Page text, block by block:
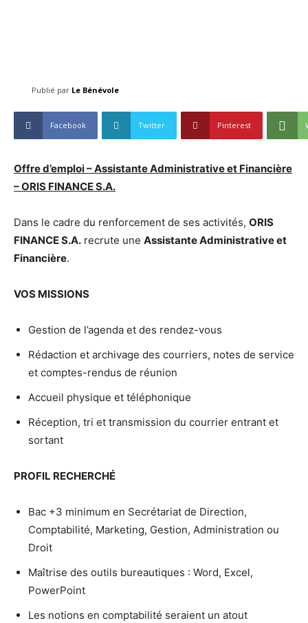
Publié par Le Bénévole
Facebook Twitter Pinterest
Offre d’emploi – Assistante Administrative et Financière
– ORIS FINANCE S.A.
Dans le cadre du renforcement de ses activités, ORIS
FINANCE S.A. recrute une Assistante Administrative et
Financière.
VOS MISSIONS
Gestion de l’agenda et des rendez-vous
Rédaction et archivage des courriers, notes de service
et comptes-rendus de réunion
Accueil physique et téléphonique
Réception, tri et transmission du courrier entrant et
sortant
PROFIL RECHERCHÉ
Bac +3 minimum en Secrétariat de Direction,
Comptabilité, Marketing, Gestion, Administration ou
Droit
Maîtrise des outils bureautiques : Word, Excel,
PowerPoint
Les notions en comptabilité seraient un atout